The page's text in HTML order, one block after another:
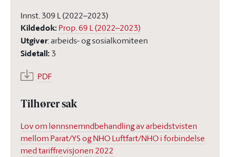
Innst. 309 L (2022–2023)
Kildedok: Prop. 69 L (2022–2023)
Utgiver:arbeids- og sosialkomiteen
Sidetall: 3
PDF
Tilhører sak
Lov om lønnsnemndbehandling av arbeidstvisten
mellom Parat/YS og NHO Luftfart/NHO i forbindelse
med tariffrevisjonen 2022